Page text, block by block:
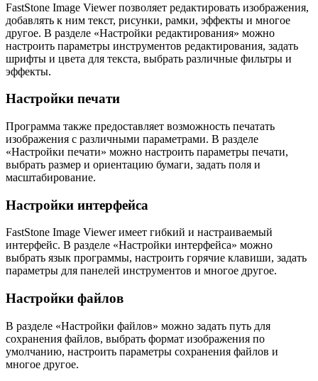
FastStone Image Viewer позволяет редактировать изображения,
добавлять к ним текст, рисунки, рамки, эффекты и многое
другое. В разделе «Настройки редактирования» можно
настроить параметры инструментов редактирования, задать
шрифты и цвета для текста, выбрать различные фильтры и
эффекты.
Настройки печати
Программа также предоставляет возможность печатать
изображения с различными параметрами. В разделе
«Настройки печати» можно настроить параметры печати,
выбрать размер и ориентацию бумаги, задать поля и
масштабирование.
Настройки интерфейса
FastStone Image Viewer имеет гибкий и настраиваемый
интерфейс. В разделе «Настройки интерфейса» можно
выбрать язык программы, настроить горячие клавиши, задать
параметры для панелей инструментов и многое другое.
Настройки файлов
В разделе «Настройки файлов» можно задать путь для
сохранения файлов, выбрать формат изображения по
умолчанию, настроить параметры сохранения файлов и
многое другое.